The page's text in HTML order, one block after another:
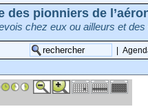
des pionniers de
chez eux ou ailleurs et